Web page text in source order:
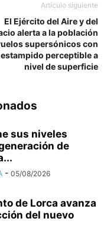
Artículo siguiente
El Ejército del Aire y del
alerta a la población
supersónicos con
estampido perceptible a
nivel de superficie
sus niveles
de
- 05/08/2026
de Lorca avanza
del nuevo